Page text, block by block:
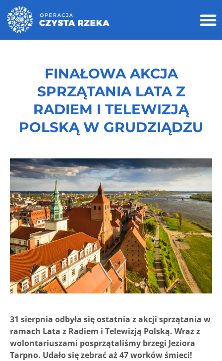
FINAŁOWA AKCJA
SPRZĄTANIA LATA Z
RADIEM I TELEWIZJĄ
POLSKĄ W GRUDZIĄDZU
31 sierpnia odbyła się ostatnia z akcji sprzątania w
ramach Lata z Radiem i Telewizją Polską. Wraz z
wolontariuszami posprzątaliśmy brzegi Jeziora
Tarpno. Udało się zebrać aż 47 worków śmieci!